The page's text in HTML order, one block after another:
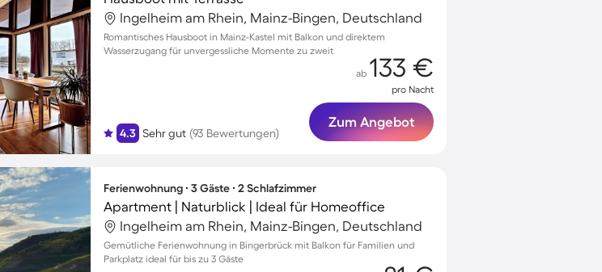
Ingelheim am Rhein, Mainz-Bingen, Deutschland
Romantisches Hausboot in Mainz-Kastel mit Balkon und direktem
Wasserzugang für unvergessliche Momente zu zweit
4.3 Sehr gut (93 Bewertungen)
ab 133 €
pro Nacht
Zum Angebot
Ferienwohnung ∙ 3 Gäste ∙ 2 Schlafzimmer
Apartment | Naturblick | Ideal für Homeoffice
Ingelheim am Rhein, Mainz-Bingen, Deutschland
Gemütliche Ferienwohnung in Bingerbrück mit Balkon für Familien und
Parkplatz ideal für bis zu 3 Gäste